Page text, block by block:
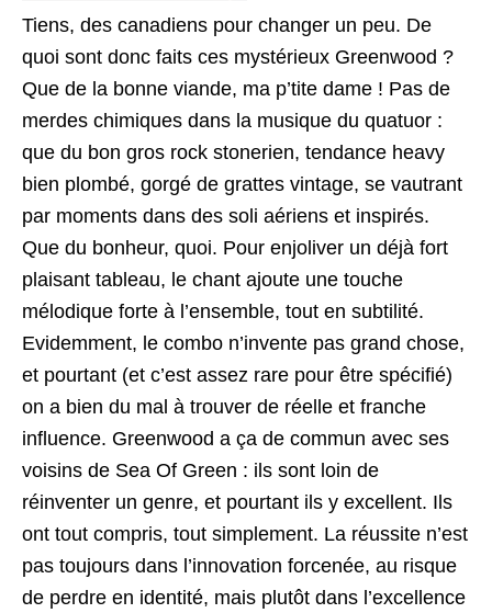
Tiens, des canadiens pour changer un peu. De
quoi sont donc faits ces mystérieux Greenwood ?
Que de la bonne viande, ma p’tite dame ! Pas de
merdes chimiques dans la musique du quatuor :
que du bon gros rock stonerien, tendance heavy
bien plombé, gorgé de grattes vintage, se vautrant
par moments dans des soli aériens et inspirés.
Que du bonheur, quoi. Pour enjoliver un déjà fort
plaisant tableau, le chant ajoute une touche
mélodique forte à l’ensemble, tout en subtilité.
Evidemment, le combo n’invente pas grand chose,
et pourtant (et c’est assez rare pour être spécifié)
on a bien du mal à trouver de réelle et franche
influence. Greenwood a ça de commun avec ses
voisins de Sea Of Green : ils sont loin de
réinventer un genre, et pourtant ils y excellent. Ils
ont tout compris, tout simplement. La réussite n’est
pas toujours dans l’innovation forcenée, au risque
de perdre en identité, mais plutôt dans l’excellence